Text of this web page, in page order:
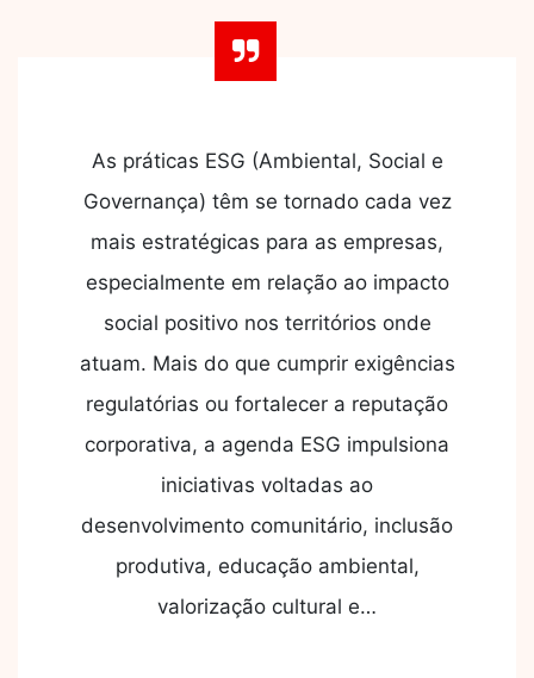
As práticas ESG (Ambiental, Social e
Governança) têm se tornado cada vez
mais estratégicas para as empresas,
especialmente em relação ao impacto
social positivo nos territórios onde
atuam. Mais do que cumprir exigências
regulatórias ou fortalecer a reputação
corporativa, a agenda ESG impulsiona
iniciativas voltadas ao
desenvolvimento comunitário, inclusão
produtiva, educação ambiental,
valorização cultural e…